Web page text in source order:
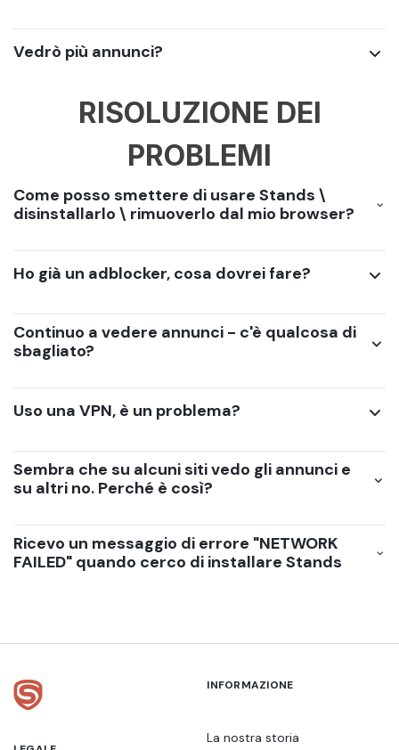
Vedrò più annunci?
RISOLUZIONE DEI
PROBLEMI
Come posso smettere di usare Stands \
disinstallarlo \ rimuoverlo dal mio browser?
Ho già un adblocker, cosa dovrei fare?
Continuo a vedere annunci - c'è qualcosa di
sbagliato?
Uso una VPN, è un problema?
Sembra che su alcuni siti vedo gli annunci e
su altri no. Perché è così?
Ricevo un messaggio di errore "NETWORK
FAILED" quando cerco di installare Stands
INFORMAZIONE
La nostra storia